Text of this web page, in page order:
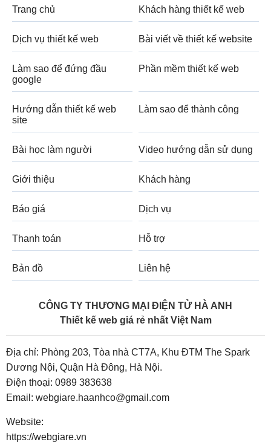
Trang chủ Khách hàng thiết kế web
Dịch vụ thiết kế web Bài viết về thiết kế website
Làm sao để đứng đầu
google
Phần mềm thiết kế web
Hướng dẫn thiết kế web
site
Làm sao để thành công
Bài học làm người Video hướng dẫn sử dụng
Giới thiệu Khách hàng
Báo giá Dịch vụ
Thanh toán Hỗ trợ
Bản đồ Liên hệ
CÔNG TY THƯƠNG MẠI ĐIỆN TỬ HÀ ANH
Thiết kế web giá rẻ nhất Việt Nam
Địa chỉ: Phòng 203, Tòa nhà CT7A, Khu ĐTM The Spark
Dương Nội, Quận Hà Đông, Hà Nội.
Điện thoại: 0989 383638
Email: webgiare.haanhco@gmail.com
Website:
https://webgiare.vn